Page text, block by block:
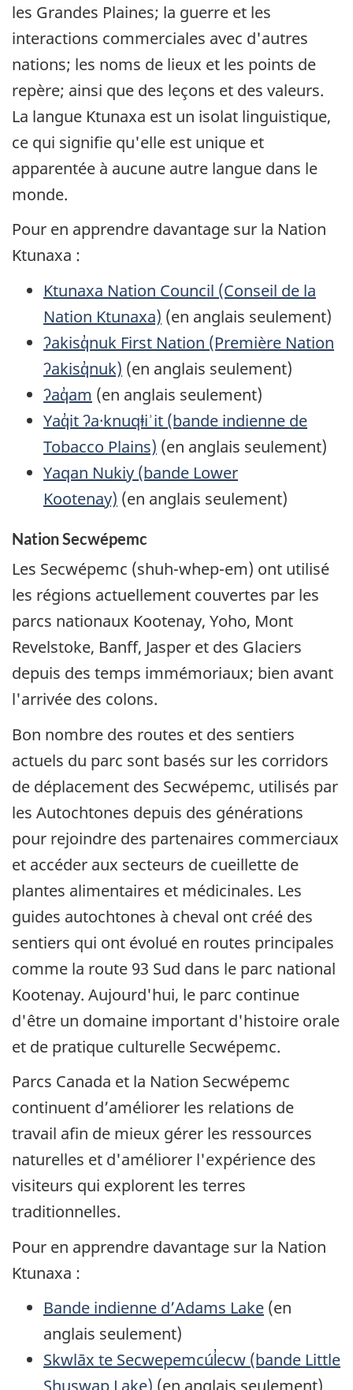
les Grandes Plaines; la guerre et les
interactions commerciales avec d'autres
nations; les noms de lieux et les points de
repère; ainsi que des leçons et des valeurs.
La langue Ktunaxa est un isolat linguistique,
ce qui signifie qu'elle est unique et
apparentée à aucune autre langue dans le
monde.
Pour en apprendre davantage sur la Nation
Ktunaxa :
Ktunaxa Nation Council (Conseil de la
Nation Ktunaxa) (en anglais seulement)
ʔakisq̓nuk First Nation (Première Nation
ʔakisq̓nuk) (en anglais seulement)
ʔaq̓am (en anglais seulement)
Yaq̓it ʔa·knuqⱡiʾit (bande indienne de
Tobacco Plains) (en anglais seulement)
Yaqan Nukiy (bande Lower
Kootenay) (en anglais seulement)
Nation Secwépemc
Les Secwépemc (shuh-whep-em) ont utilisé
les régions actuellement couvertes par les
parcs nationaux Kootenay, Yoho, Mont
Revelstoke, Banff, Jasper et des Glaciers
depuis des temps immémoriaux; bien avant
l'arrivée des colons.
Bon nombre des routes et des sentiers
actuels du parc sont basés sur les corridors
de déplacement des Secwépemc, utilisés par
les Autochtones depuis des générations
pour rejoindre des partenaires commerciaux
et accéder aux secteurs de cueillette de
plantes alimentaires et médicinales. Les
guides autochtones à cheval ont créé des
sentiers qui ont évolué en routes principales
comme la route 93 Sud dans le parc national
Kootenay. Aujourd'hui, le parc continue
d'être un domaine important d'histoire orale
et de pratique culturelle Secwépemc.
Parcs Canada et la Nation Secwépemc
continuent d’améliorer les relations de
travail afin de mieux gérer les ressources
naturelles et d'améliorer l'expérience des
visiteurs qui explorent les terres
traditionnelles.
Pour en apprendre davantage sur la Nation
Ktunaxa :
Bande indienne d’Adams Lake (en
anglais seulement)
Skwlāx te Secwepemcúl̓ecw (bande Little
Shuswap Lake) (en anglais seulement)